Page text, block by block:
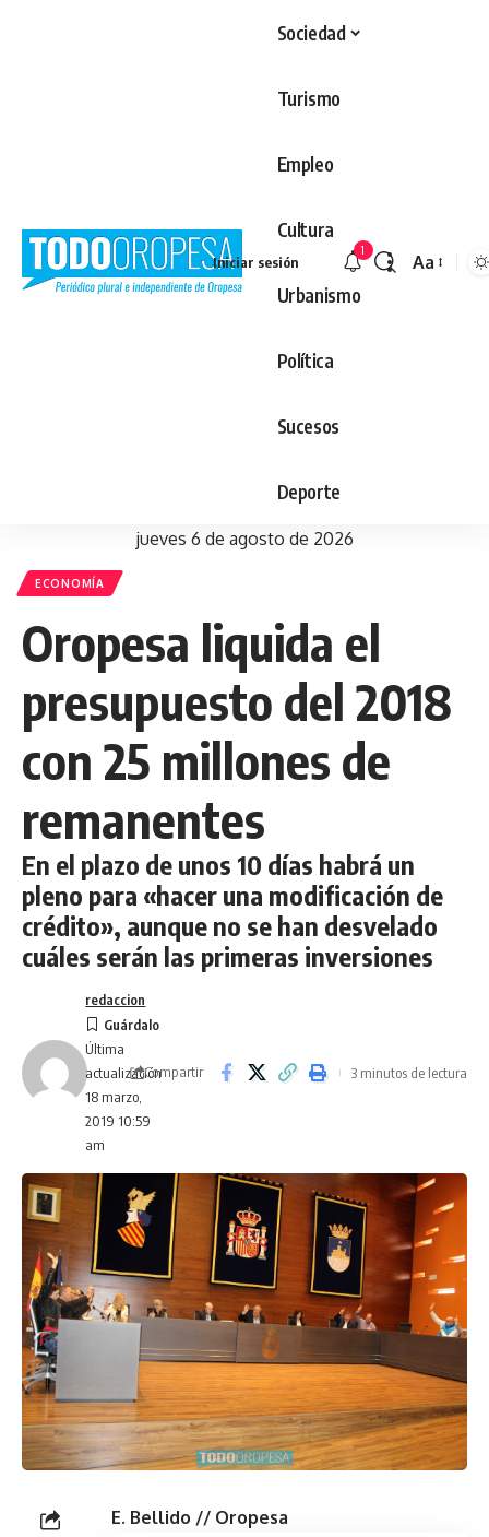
Sociedad
Turismo
Empleo
Cultura
Urbanismo
Política
Sucesos
Deporte
Iniciar sesión
1
Aa
jueves 6 de agosto de 2026
ECONOMÍA
Oropesa liquida el
presupuesto del 2018
con 25 millones de
remanentes
En el plazo de unos 10 días habrá un
pleno para «hacer una modificación de
crédito», aunque no se han desvelado
cuáles serán las primeras inversiones
Última
actualización
18 marzo,
2019 10:59
am
redaccion
Compartir 3 minutos de lectura
E. Bellido // Oropesa